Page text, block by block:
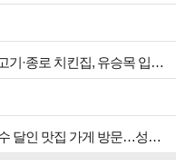
'동네의 명장들' 압구정로데오 오징어 불고기·종로 치킨집, 유승목 입맛 저격
'생활의 달인-은둔식달', 해물전ㆍ비빔국수 달인 맛집 가게 방문…성수동 뚝도시장 핫플 방문